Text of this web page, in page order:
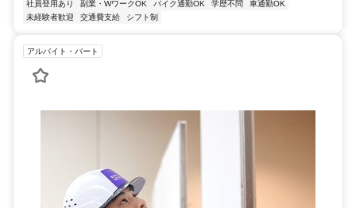
社員登用あり 副業・WワークOK バイク通勤OK 学歴不問
車通勤OK
未経験者歓迎
交通費支給 シフト制
アルバイト・パート